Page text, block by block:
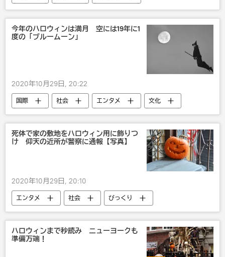
今年のハロウィンは満月 空には19年に1
度の「ブルームーン」
2020年10月29日, 20:22
国際 社会 エンタメ
文化
テック＆サイエンス
宇宙
死体で家の敷地をハロウィン用に飾りつ
け 仰天の近所が警察に通報【写真】
2020年10月29日, 20:10
エンタメ 社会 びっくり
ハロウィンまで秒読み ニューヨークも
準備万端！